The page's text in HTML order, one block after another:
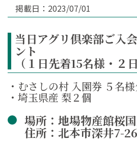
掲載日：2023/07/01
当日アグリ倶楽部ご入
ント
（１日先着15名様・２
・むさしの村 入園券 ５名
・埼玉県産 梨２個
場所：地場物産館桜
住所：北本市深井7-